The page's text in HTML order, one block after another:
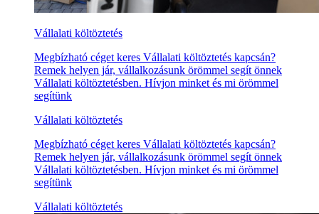
Vállalati költöztetés
Megbízható céget keres Vállalati költöztetés kapcsán?
Remek helyen jár, vállalkozásunk örömmel segít önnek
Vállalati költöztetésben. Hívjon minket és mi örömmel
segítünk
Vállalati költöztetés
Megbízható céget keres Vállalati költöztetés kapcsán?
Remek helyen jár, vállalkozásunk örömmel segít önnek
Vállalati költöztetésben. Hívjon minket és mi örömmel
segítünk
Vállalati költöztetés